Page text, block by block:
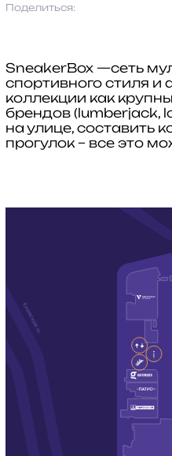
Поделиться:
SneakerBox —сеть
спортивного стиля и
коллекции как
брендов (lumberjack,
на улице, составить
прогулок – все это